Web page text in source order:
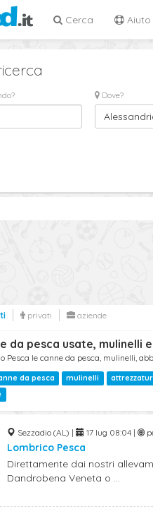
Cerca Aiuto
Dove?
privati aziende
da pesca usate,
Pesca le canne da pesca, mulinelli,
da pesca mulinelli
Sezzadio (AL) | 17 lug 08:04 |
Lombrico Pesca
Direttamente dai nostri
Dandrobena Veneta o ...